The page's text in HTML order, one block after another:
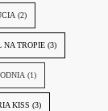
(2)
NA TROPIE (3)
(1)
KISS (3)